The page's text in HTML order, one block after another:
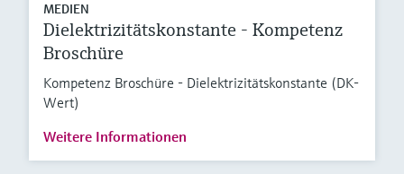
MEDIEN
Dielektrizitätskonstante - Kompetenz
Broschüre
Kompetenz Broschüre - Dielektrizitätskonstante (DK-
Wert)
Weitere Informationen